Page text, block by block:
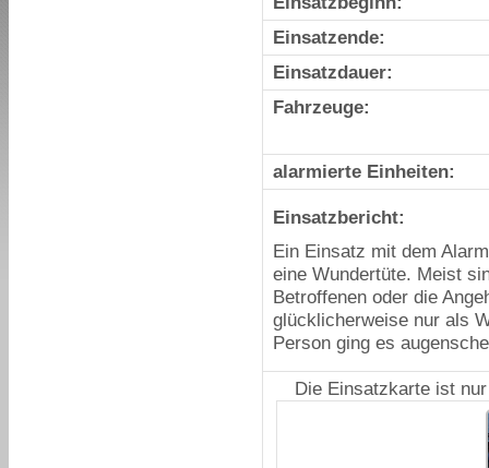
Einsatzende:
Einsatzdauer:
Fahrzeuge:
alarmierte Einheiten:
Einsatzbericht:
Ein Einsatz mit dem
eine Wundertüte. Meist
Betroffenen oder die
glücklicherweise nur als
Person ging es
Die Einsatzkarte ist